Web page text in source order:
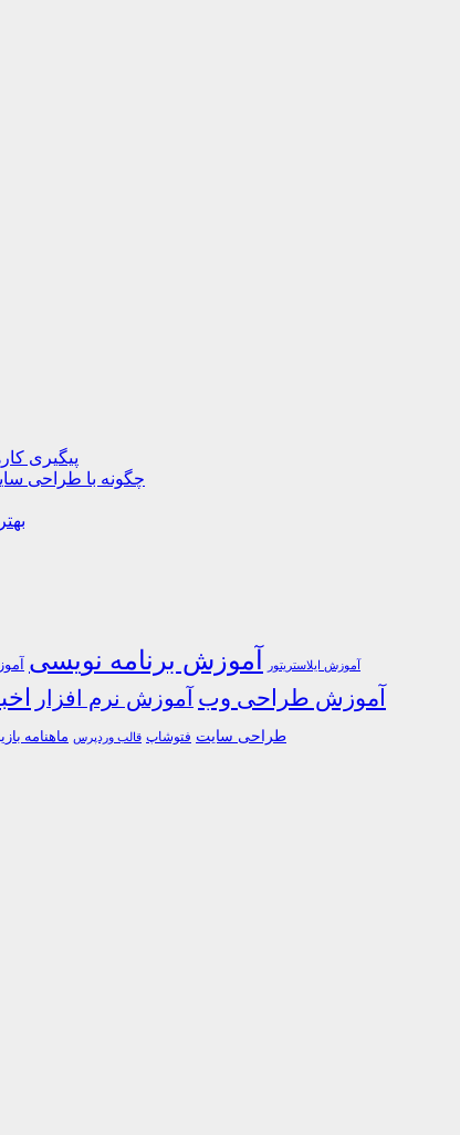
پیگیری
چگونه با طراحی
آموزش ایلاستریتور آموزش برنامه نویسی
آموزش طراحی وب آموزش نرم افزار
طراحی سایت فتوشاپ قالب وردپرس ماهنامه